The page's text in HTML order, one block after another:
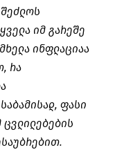
იმ გარეშე
ინფლაციაა
რა
ფასი
ცვლილებების